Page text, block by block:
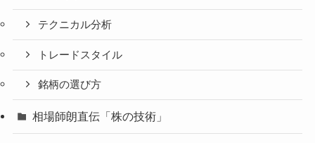
テクニカル分析
トレードスタイル
銘柄の選び方
相場師朗直伝「株の技術」